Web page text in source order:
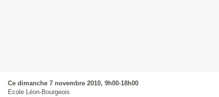
Ce dimanche 7 novembre 2010, 9h00-18h00
Ecole Léon-Bourgeois